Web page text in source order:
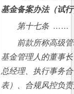
基金备案办法（试
第十七条  ……
前款所称高级
基金管理人的董事
总经理、执行事务
表）、合规风控负